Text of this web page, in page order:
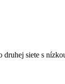
siete s